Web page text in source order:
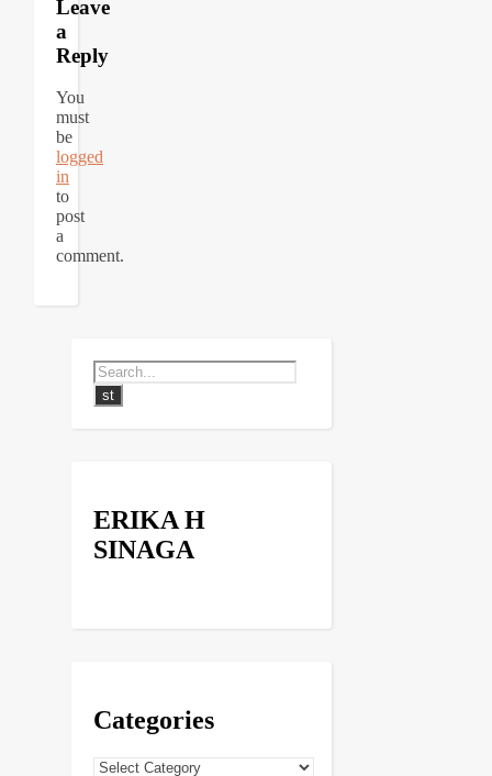
Leave
a
Reply
You
must
be
logged
in
to
post
a
comment.
ERIKA H
SINAGA
Categories
Categories